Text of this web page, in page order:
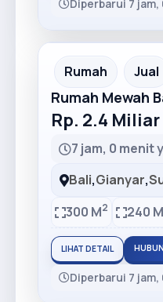
Diperbarui 7
Recommended
Rumah Jual
Rumah Mewah
Rp. 2.4 Miliar
7 jam, 0 menit
Bali,Gianyar,
300 M2 240 M
LIHAT DETAIL
Diperbarui 7